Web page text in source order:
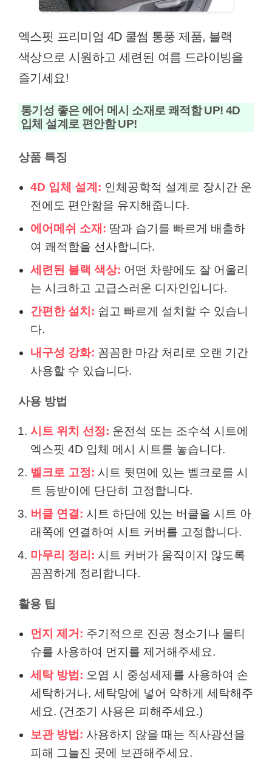
엑스핏 프리미엄 4D 쿨썸 통풍 제품, 블랙
색상으로 시원하고 세련된 여름 드라이빙을
즐기세요!
통기성 좋은 에어 메시 소재로 쾌적함 UP! 4D
입체 설계로 편안함 UP!
상품 특징
4D 입체 설계: 인체공학적 설계로 장시간 운
전에도 편안함을 유지해줍니다.
에어메쉬 소재: 땀과 습기를 빠르게 배출하
여 쾌적함을 선사합니다.
세련된 블랙 색상: 어떤 차량에도 잘 어울리
는 시크하고 고급스러운 디자인입니다.
간편한 설치: 쉽고 빠르게 설치할 수 있습니
다.
내구성 강화: 꼼꼼한 마감 처리로 오랜 기간
사용할 수 있습니다.
사용 방법
시트 위치 선정: 운전석 또는 조수석 시트에
엑스핏 4D 입체 메시 시트를 놓습니다.
벨크로 고정: 시트 뒷면에 있는 벨크로를 시
트 등받이에 단단히 고정합니다.
버클 연결: 시트 하단에 있는 버클을 시트 아
래쪽에 연결하여 시트 커버를 고정합니다.
마무리 정리: 시트 커버가 움직이지 않도록
꼼꼼하게 정리합니다.
활용 팁
먼지 제거: 주기적으로 진공 청소기나 물티
슈를 사용하여 먼지를 제거해주세요.
세탁 방법: 오염 시 중성세제를 사용하여 손
세탁하거나, 세탁망에 넣어 약하게 세탁해주
세요. (건조기 사용은 피해주세요.)
보관 방법: 사용하지 않을 때는 직사광선을
피해 그늘진 곳에 보관해주세요.